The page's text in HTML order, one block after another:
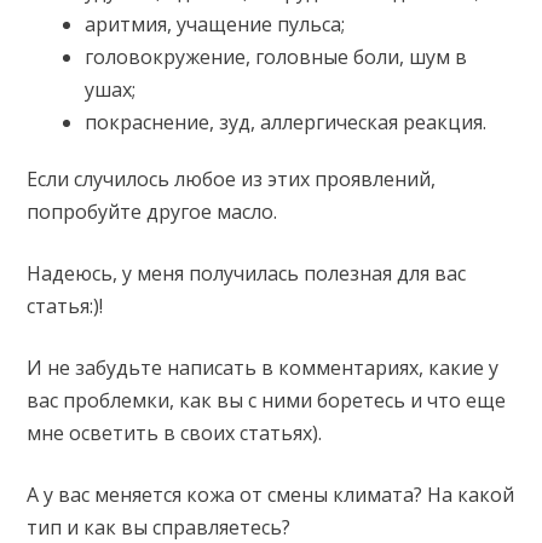
аритмия, учащение пульса;
головокружение, головные боли, шум в
ушах;
покраснение, зуд, аллергическая реакция.
Если случилось любое из этих проявлений,
попробуйте другое масло.
Надеюсь, у меня получилась полезная для вас
статья:)!
И не забудьте написать в комментариях, какие у
вас проблемки, как вы с ними боретесь и что еще
мне осветить в своих статьях).
А у вас меняется кожа от смены климата? На какой
тип и как вы справляетесь?